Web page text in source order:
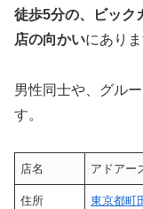
徒歩5分の、ビック
店の向かいにありま
男性同士や、グル
す。
店名 アドアー
住所 東京都町